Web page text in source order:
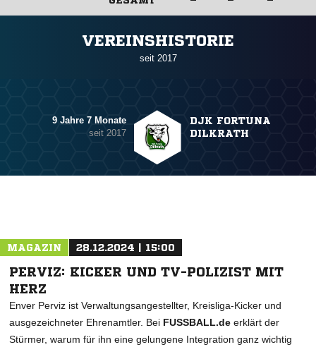
VEREINSHISTORIE
seit 2017
9 Jahre 7 Monate
seit 2017
DJK FORTUNA
DILKRATH
MAGAZIN 28.12.2024 | 15:00
PERVIZ: KICKER UND TV-POLIZIST MIT
HERZ
Enver Perviz ist Verwaltungsangestellter, Kreisliga-Kicker und
ausgezeichneter Ehrenamtler. Bei FUSSBALL.de erklärt der
Stürmer, warum für ihn eine gelungene Integration ganz wichtig